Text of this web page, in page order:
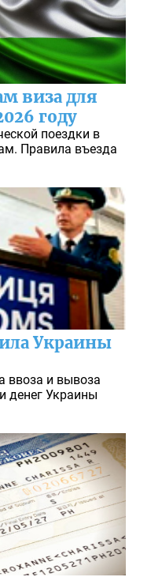
виза для
году
поездки в
Правила въезда
Украины
ввоза и вывоза
денег Украины